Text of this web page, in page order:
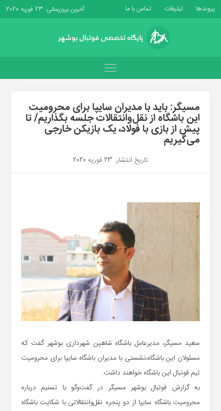
پیوندها تبلیغات تماس با ما آخرین بروزرسانی: 23 فوریه 2020
مسیگر: باید با مدیران سایپا برای محرومیت
این باشگاه از نقل‌وانتقالات جلسه بگذاریم/ تا
پیش از بازی با فولاد، یک بازیکن خارجی
می‌گیریم
تاریخ انتشار: 23 فوریه 2020
سعید مسیگر، مدیرعامل باشگاه شاهین شهرداری بوشهر گفت که
مسئولان این باشگاه،نشستی با مدیران باشگاه سایپا برای محرومیت
تیم فوتبال این باشگاه خواهند داشت.
به گزارش فوتبال بوشهر مسیگر در گفت‌وگو با تسنیم درباره
محرومیت باشگاه سایپا از دو پنجره نقل‌وانتقالاتی با شکایت باشگاه